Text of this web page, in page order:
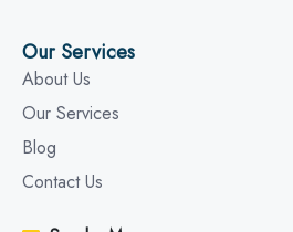
Our Services
About Us
Our Services
Blog
Contact Us